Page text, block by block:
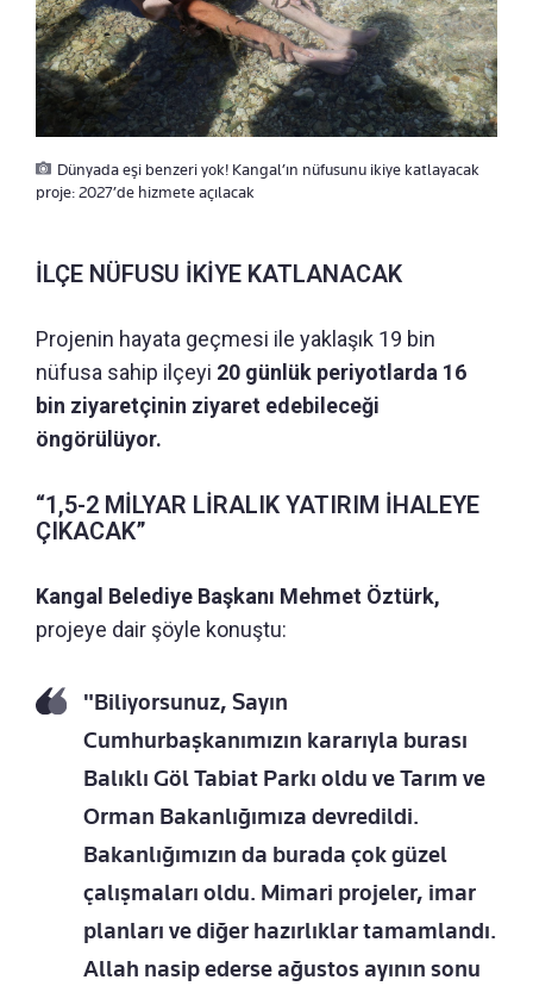
Dünyada eşi benzeri yok! Kangal’ın nüfusunu ikiye katlayacak
proje: 2027’de hizmete açılacak
İLÇE NÜFUSU İKİYE KATLANACAK
Projenin hayata geçmesi ile yaklaşık 19 bin
nüfusa sahip ilçeyi 20 günlük periyotlarda 16
bin ziyaretçinin ziyaret edebileceği
öngörülüyor.
“1,5-2 MİLYAR LİRALIK YATIRIM İHALEYE
ÇIKACAK”
Kangal Belediye Başkanı Mehmet Öztürk,
projeye dair şöyle konuştu:
"Biliyorsunuz, Sayın
Cumhurbaşkanımızın kararıyla burası
Balıklı Göl Tabiat Parkı oldu ve Tarım ve
Orman Bakanlığımıza devredildi.
Bakanlığımızın da burada çok güzel
çalışmaları oldu. Mimari projeler, imar
planları ve diğer hazırlıklar tamamlandı.
Allah nasip ederse ağustos ayının sonu